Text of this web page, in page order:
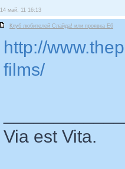
14 май, 11 16:13
Клуб любителей Слайда! или проявка E6
http://
films/
Via est Vita.